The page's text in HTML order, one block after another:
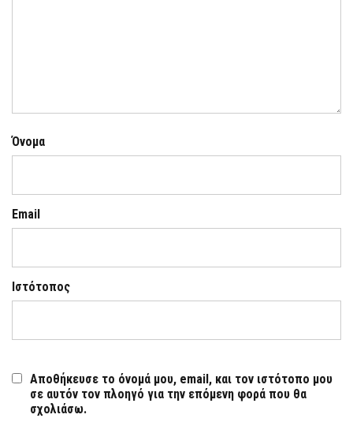
Όνομα
Email
Ιστότοπος
Αποθήκευσε το όνομά μου, email, και τον ιστότοπο μου
σε αυτόν τον πλοηγό για την επόμενη φορά που θα
σχολιάσω.